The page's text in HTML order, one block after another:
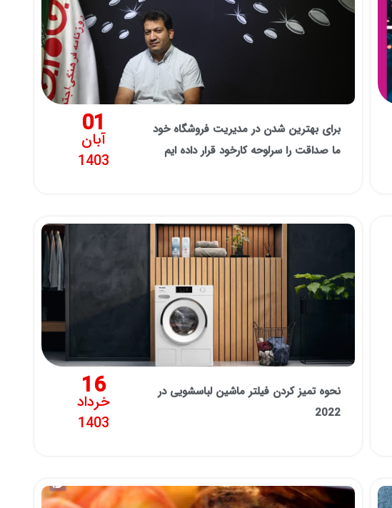
برای بهترین شدن در مدیریت فروشگاه خود
ما صداقت را سرلوحه کارخود قرار داده ایم
01
آبان
1403
نحوه تمیز کردن فیلتر ماشین لباسشویی در
2022
16
خرداد
1403